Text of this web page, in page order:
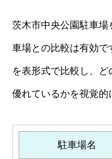
茨木市中央公園駐車場
車場との比較は有効
を表形式で比較し、
優れているかを視覚的
駐車場名